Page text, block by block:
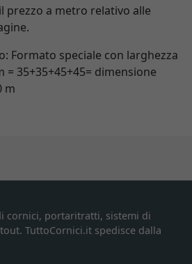
prezzo a metro relativo alle
Formato speciale con larghezza
= 35+35+45+45= dimensione
m
cornici, portaritratti, sistemi di
TuttoCornici.it spedisce dalla